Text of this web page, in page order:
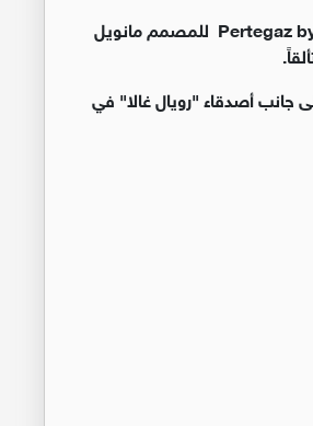
وأخيراً وليس آخراً، قدّم "رويال غالا" مجموعة الكوتور "برتيغاز" Pertegaz by Manuel Pertegaz للمصمم مانويل
جانب أصدقاء "رويال غالا" في